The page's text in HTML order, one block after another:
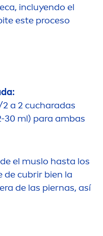
incluyendo el
este proceso
2 a 2 cucharadas
30 ml) para ambas
el muslo hasta los
de cubrir bien la
de las piernas, así